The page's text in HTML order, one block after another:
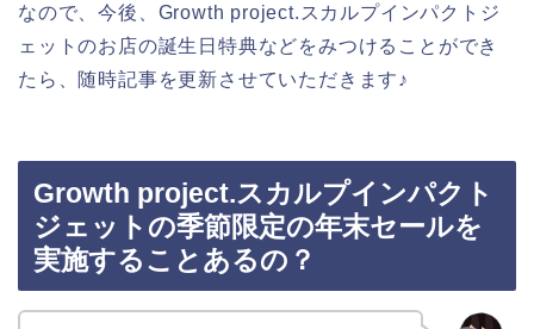
なので、今後、Growth project.スカルプインパクトジ
ェットのお店の誕生日特典などをみつけることができ
たら、随時記事を更新させていただきます♪
Growth project.スカルプインパクト
ジェットの季節限定の年末セールを
実施することあるの？